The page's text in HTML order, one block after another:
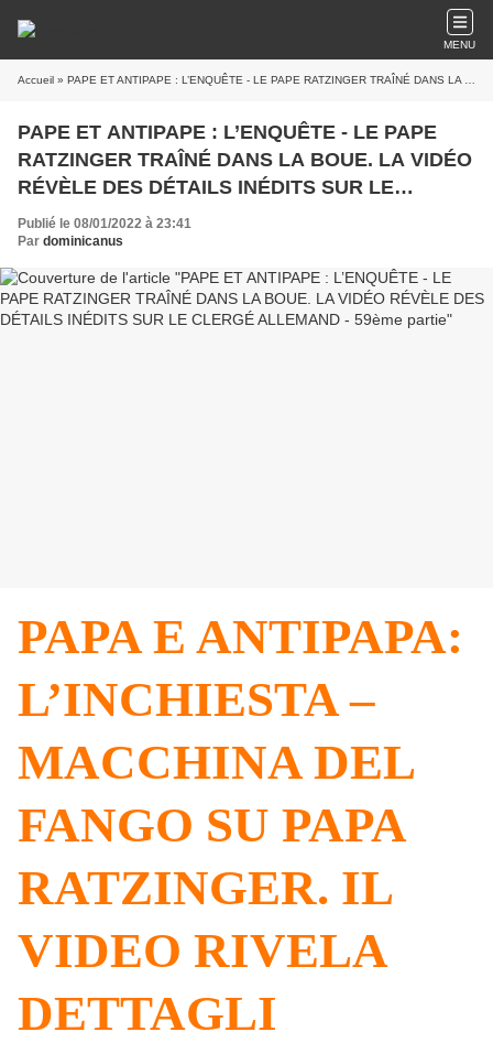
MENU
Accueil » PAPE ET ANTIPAPE : L’ENQUÊTE - LE PAPE RATZINGER TRAÎNÉ DANS LA BOUE. LA VIDÉO RÉVÈLE DES DÉTAILS INÉDITS SUR LE CLERGÉ ALLEMAND - 59ème partie
PAPE ET ANTIPAPE : L’ENQUÊTE - LE PAPE
RATZINGER TRAÎNÉ DANS LA BOUE. LA VIDÉO
RÉVÈLE DES DÉTAILS INÉDITS SUR LE
CLERGÉ ALLEMAND - 59ème partie
Publié le 08/01/2022 à 23:41
Par dominicanus
PAPA E ANTIPAPA:
L’INCHIESTA –
MACCHINA DEL
FANGO SU PAPA
RATZINGER. IL
VIDEO RIVELA
DETTAGLI